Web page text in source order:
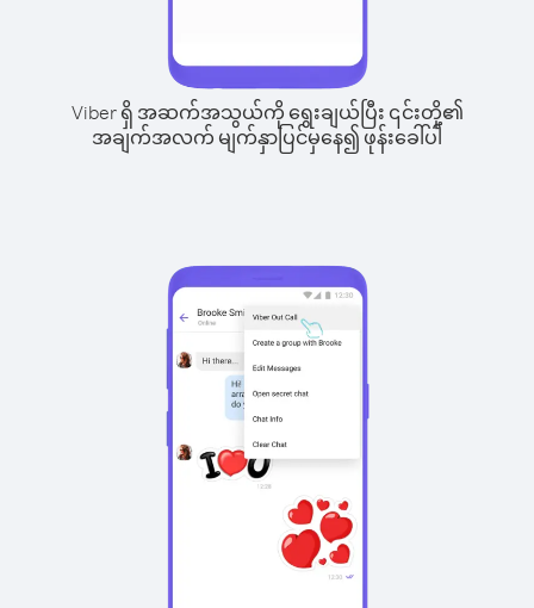
Viber ရှိ အဆက်အသွယ်ကို ရွေးချယ်ပြီး ၎င်းတို့၏
အချက်အလက် မျက်နှာပြင်မှနေ၍ ဖုန်းခေါ်ပါ